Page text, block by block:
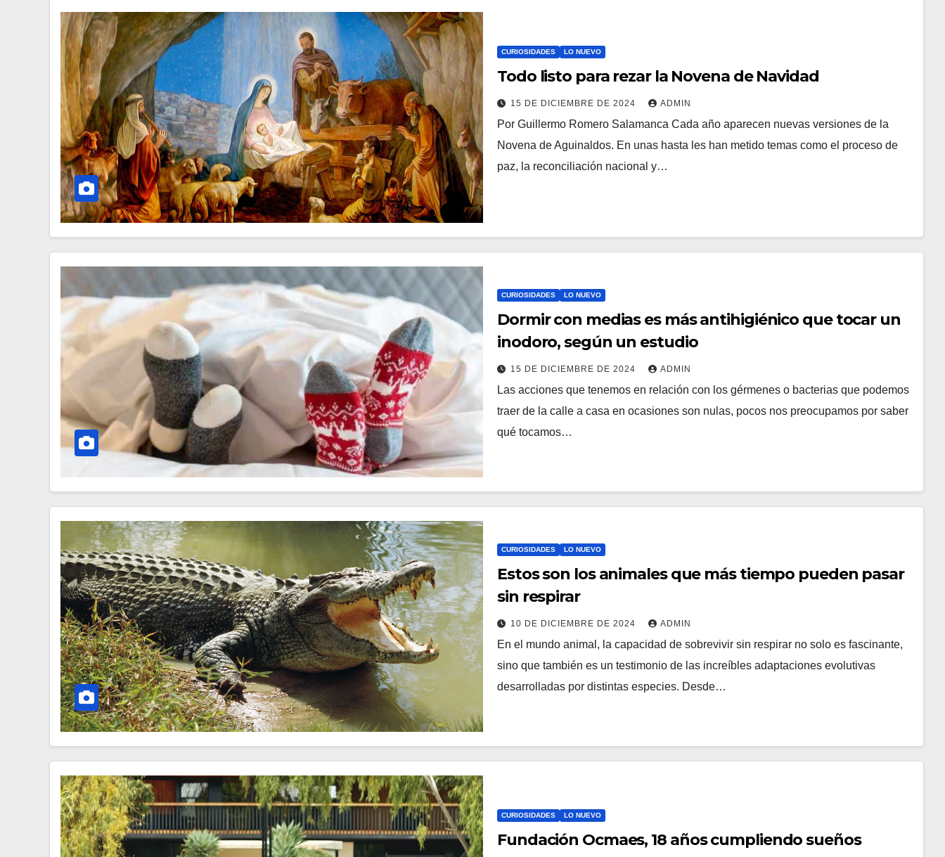
CURIOSIDADES LO NUEVO
Todo listo para rezar la Novena de Navidad
15 DE DICIEMBRE DE 2024 ADMIN
Por Guillermo Romero Salamanca Cada año aparecen nuevas versiones de la
Novena de Aguinaldos. En unas hasta les han metido temas como el proceso de
paz, la reconciliación nacional y…
CURIOSIDADES LO NUEVO
Dormir con medias es más antihigiénico que tocar un
inodoro, según un estudio
15 DE DICIEMBRE DE 2024 ADMIN
Las acciones que tenemos en relación con los gérmenes o bacterias que podemos
traer de la calle a casa en ocasiones son nulas, pocos nos preocupamos por saber
qué tocamos…
CURIOSIDADES LO NUEVO
Estos son los animales que más tiempo pueden pasar
sin respirar
10 DE DICIEMBRE DE 2024 ADMIN
En el mundo animal, la capacidad de sobrevivir sin respirar no solo es fascinante,
sino que también es un testimonio de las increíbles adaptaciones evolutivas
desarrolladas por distintas especies. Desde…
CURIOSIDADES LO NUEVO
Fundación Ocmaes, 18 años cumpliendo sueños